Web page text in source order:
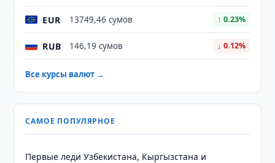
EUR 13749,46 сумов ↑ 0.23%
RUB 146,19 сумов ↓ 0.12%
Все курсы валют →
САМОЕ ПОПУЛЯРНОЕ
Первые леди Узбекистана, Кыргызстана и